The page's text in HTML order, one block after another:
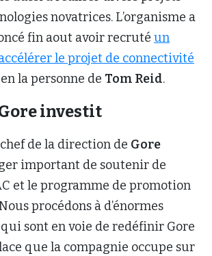
novatrices. L’organisme a
fin aout avoir recruté un
le projet de connectivité
en la personne de Tom Reid.
investit
chef de la direction de Gore
important de soutenir de
et le programme de promotion
procédons à d’énormes
sont en voie de redéfinir Gore
que la compagnie occupe sur